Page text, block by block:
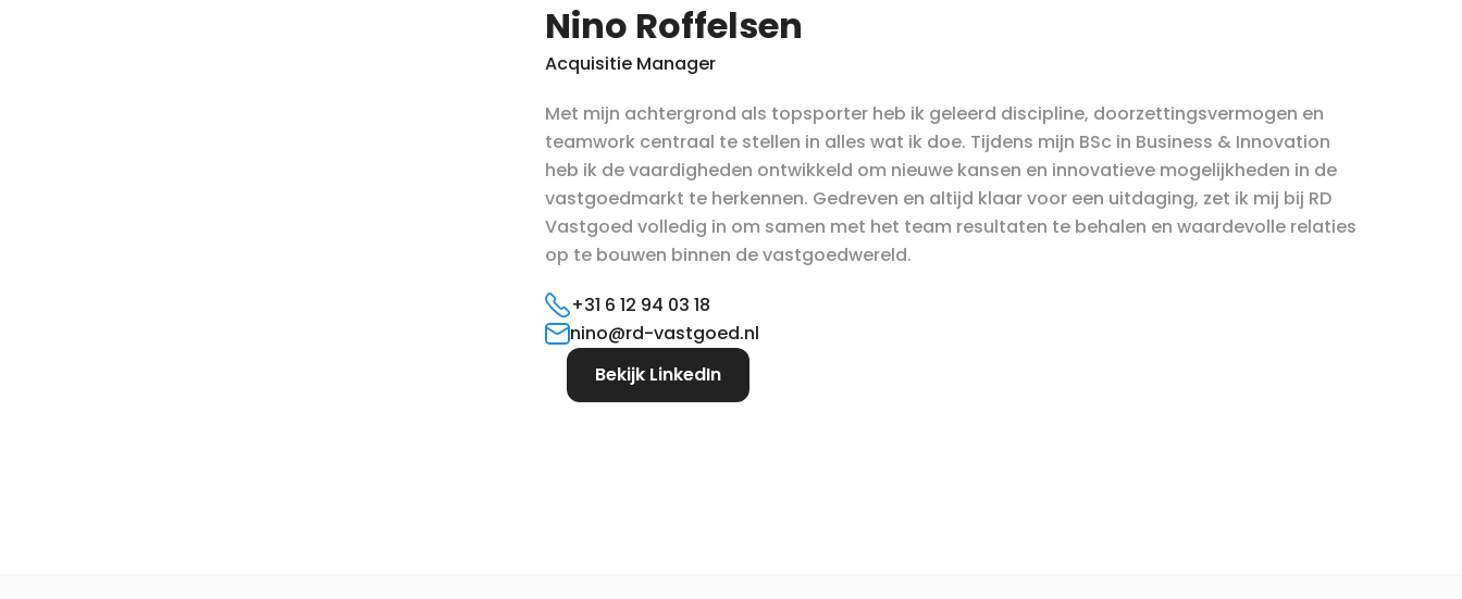
Nino Roffelsen
Acquisitie Manager
Met mijn achtergrond als topsporter heb ik geleerd discipline, doorzettingsvermogen en
teamwork centraal te stellen in alles wat ik doe. Tijdens mijn BSc in Business & Innovation
heb ik de vaardigheden ontwikkeld om nieuwe kansen en innovatieve mogelijkheden in de
vastgoedmarkt te herkennen. Gedreven en altijd klaar voor een uitdaging, zet ik mij bij RD
Vastgoed volledig in om samen met het team resultaten te behalen en waardevolle relaties
op te bouwen binnen de vastgoedwereld.
+31 6 12 94 03 18
nino@rd-vastgoed.nl
Bekijk LinkedIn